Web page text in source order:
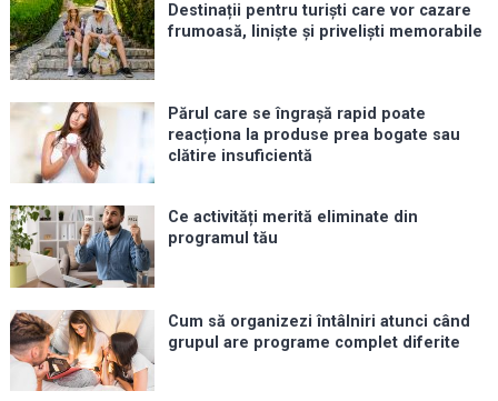
Destinații pentru turiști care vor cazare
frumoasă, liniște și priveliști memorabile
Părul care se îngrașă rapid poate
reacționa la produse prea bogate sau
clătire insuficientă
Ce activități merită eliminate din
programul tău
Cum să organizezi întâlniri atunci când
grupul are programe complet diferite